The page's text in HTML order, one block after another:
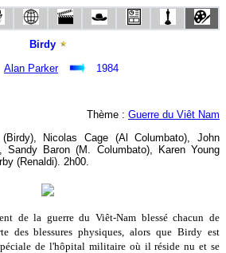
Birdy
Alan Parker
1984
Thème : Guerre du Viêt Nam
Nicolas Cage (Al Columbato), John
Sandy Baron (M. Columbato), Karen Young
(Renaldi). 2h00.
de la guerre du Viêt-Nam blessé chacun de
des blessures physiques, alors que Birdy est
de l'hôpital militaire où il réside nu et se